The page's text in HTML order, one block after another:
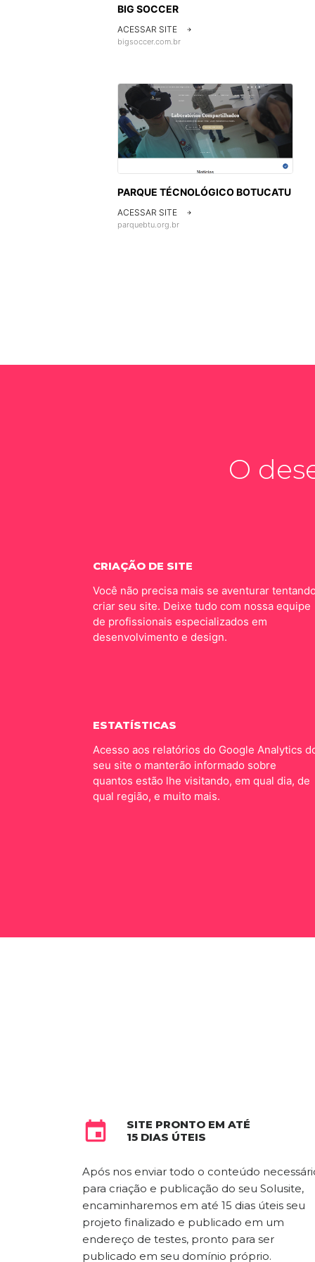
BIG SOCCER
ACESSAR SITE 
bigsoccer.com.br
PARQUE TÉCNOLÓGICO BOTUCATU
ACESSAR SITE 
parquebtu.org.br
O
CRIAÇÃO DE SITE
Você não precisa mais se aventurar
criar seu site. Deixe tudo com nossa equipe
de profissionais especializados em
desenvolvimento e design.
ESTATÍSTICAS
Acesso aos relatórios do Google Analytics
seu site o manterão informado sobre
quantos estão lhe visitando, em qual dia, de
qual região, e muito mais.

SITE PRONTO EM ATÉ
15 DIAS ÚTEIS
Após nos enviar todo o conteúdo
para criação e publicação do seu Solusite,
encaminharemos em até 15 dias úteis seu
projeto finalizado e publicado em um
endereço de testes, pronto para ser
publicado em seu domínio próprio.